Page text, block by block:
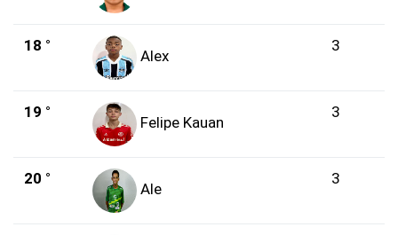
18 °
Alex
3
19 °
Felipe Kauan
3
20 °
Ale
3